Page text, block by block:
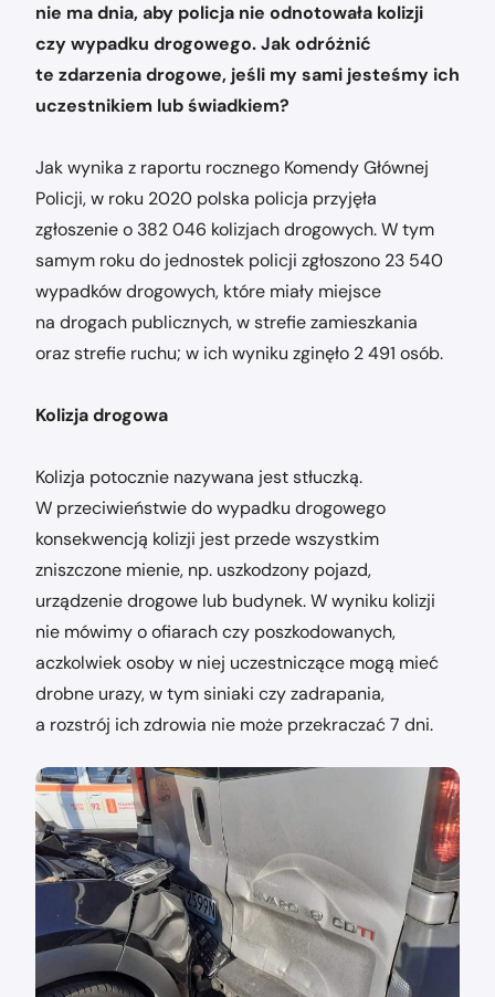
nie ma dnia, aby policja nie odnotowała kolizji
czy wypadku drogowego. Jak odróżnić
te zdarzenia drogowe, jeśli my sami jesteśmy ich
uczestnikiem lub świadkiem?
Jak wynika z raportu rocznego Komendy Głównej
Policji, w roku 2020 polska policja przyjęła
zgłoszenie o 382 046 kolizjach drogowych. W tym
samym roku do jednostek policji zgłoszono 23 540
wypadków drogowych, które miały miejsce
na drogach publicznych, w strefie zamieszkania
oraz strefie ruchu; w ich wyniku zginęło 2 491 osób.
Kolizja drogowa
Kolizja potocznie nazywana jest stłuczką.
W przeciwieństwie do wypadku drogowego
konsekwencją kolizji jest przede wszystkim
zniszczone mienie, np. uszkodzony pojazd,
urządzenie drogowe lub budynek. W wyniku kolizji
nie mówimy o ofiarach czy poszkodowanych,
aczkolwiek osoby w niej uczestniczące mogą mieć
drobne urazy, w tym siniaki czy zadrapania,
a rozstrój ich zdrowia nie może przekraczać 7 dni.